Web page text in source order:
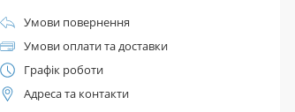
Умови повернення
Умови оплати та доставки
Графік роботи
Адреса та контакти